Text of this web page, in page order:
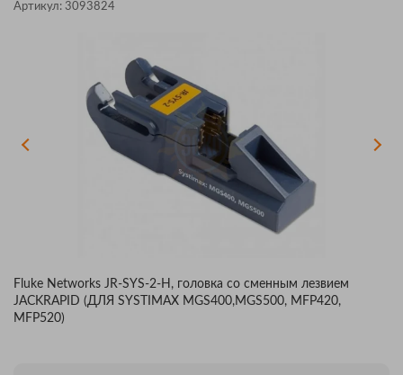
Артикул: 3093824
Fluke Networks JR-SYS-2-H, головка со сменным лезвием
JACKRAPID (ДЛЯ SYSTIMAX MGS400,MGS500, MFP420,
MFP520)